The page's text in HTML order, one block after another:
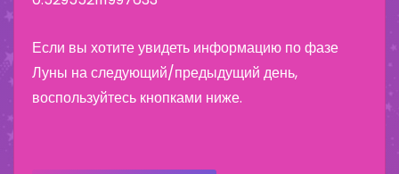
Если вы хотите увидеть информацию по фазе
Луны на следующий/предыдущий день,
воспользуйтесь кнопками ниже.